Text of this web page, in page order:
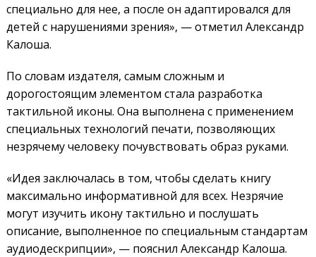
специально для нее, а после он адаптировался для
детей с нарушениями зрения», — отметил Александр
Калоша.
По словам издателя, самым сложным и
дорогостоящим элементом стала разработка
тактильной иконы. Она выполнена с применением
специальных технологий печати, позволяющих
незрячему человеку почувствовать образ руками.
«Идея заключалась в том, чтобы сделать книгу
максимально информативной для всех. Незрячие
могут изучить икону тактильно и послушать
описание, выполненное по специальным стандартам
аудиодескрипции», — пояснил Александр Калоша.